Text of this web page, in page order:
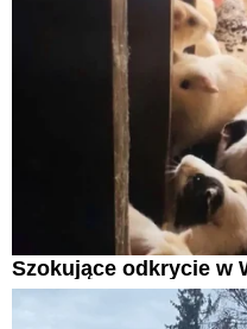
Szokujące odkrycie w